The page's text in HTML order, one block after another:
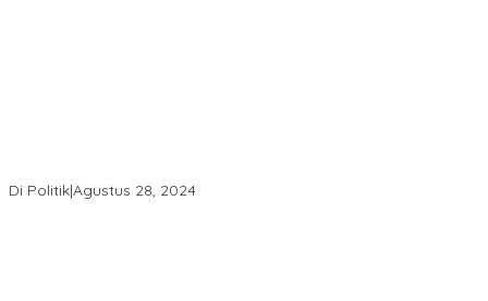
Di Politik|Agustus 28, 2024